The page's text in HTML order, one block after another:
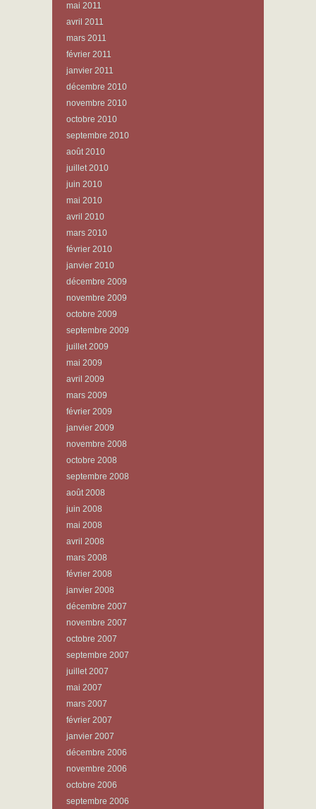
mai 2011
avril 2011
mars 2011
février 2011
janvier 2011
décembre 2010
novembre 2010
octobre 2010
septembre 2010
août 2010
juillet 2010
juin 2010
mai 2010
avril 2010
mars 2010
février 2010
janvier 2010
décembre 2009
novembre 2009
octobre 2009
septembre 2009
juillet 2009
mai 2009
avril 2009
mars 2009
février 2009
janvier 2009
novembre 2008
octobre 2008
septembre 2008
août 2008
juin 2008
mai 2008
avril 2008
mars 2008
février 2008
janvier 2008
décembre 2007
novembre 2007
octobre 2007
septembre 2007
juillet 2007
mai 2007
mars 2007
février 2007
janvier 2007
décembre 2006
novembre 2006
octobre 2006
septembre 2006